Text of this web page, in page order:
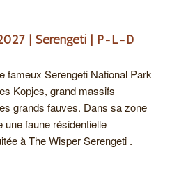
| Serengeti | P-L-D
fameux Serengeti National Park
Kopjes, grand massifs
grands fauves. Dans sa zone
faune résidentielle
à The Wisper Serengeti .